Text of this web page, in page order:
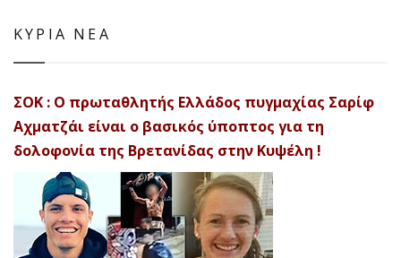
ΚΥΡΙΑ ΝΕΑ
ΣΟΚ : Ο πρωταθλητής Ελλάδος πυγμαχίας Σαρίφ
Αχματζάι είναι ο βασικός ύποπτος για τη
δολοφονία της Βρετανίδας στην Κυψέλη !